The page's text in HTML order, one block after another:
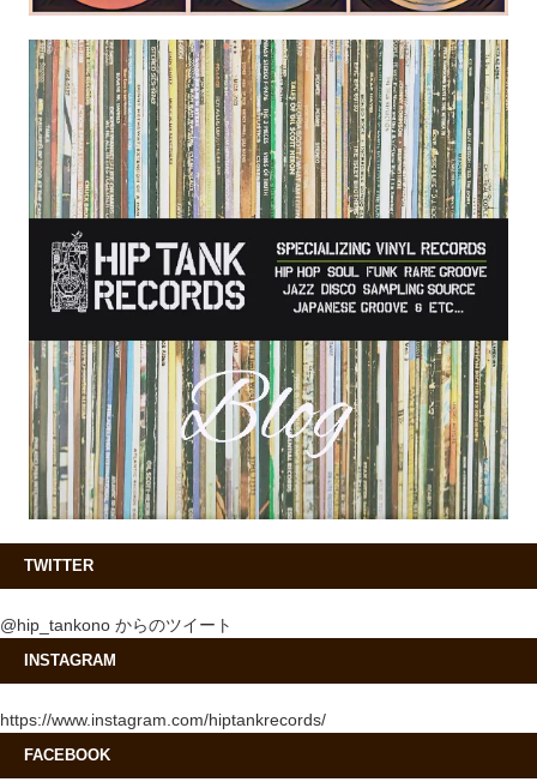
TWITTER
@hip_tankono からのツイート
INSTAGRAM
https://www.instagram.com/hiptankrecords/
FACEBOOK